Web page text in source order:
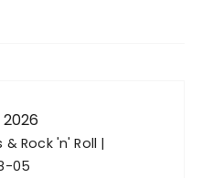
Rock 'n' Roll
05